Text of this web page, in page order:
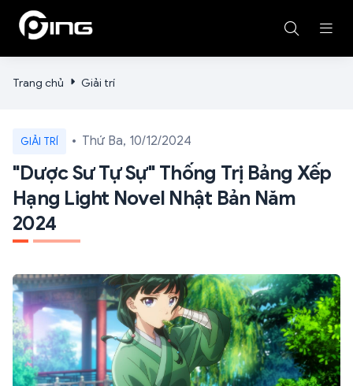
Trang chủ Giải trí
GIẢI TRÍ Thứ Ba, 10/12/2024
"Dược Sư Tự Sự" Thống Trị Bảng Xếp
Hạng Light Novel Nhật Bản Năm
2024